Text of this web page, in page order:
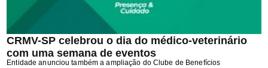
CRMV-SP celebrou o dia do médico-veterinário
com uma semana de eventos
Entidade anunciou também a ampliação do Clube de Benefícios